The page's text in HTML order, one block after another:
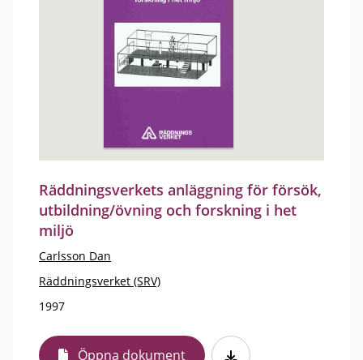
Räddningsverkets anläggning för försök,
utbildning/övning och forskning i het
miljö
Carlsson Dan
Räddningsverket (SRV)
1997
Öppna dokument